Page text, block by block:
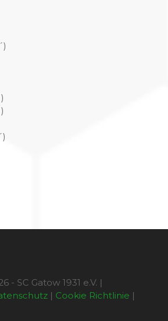
- SC Gatow 1931 e.V. |
| Cookie Richtlinie |